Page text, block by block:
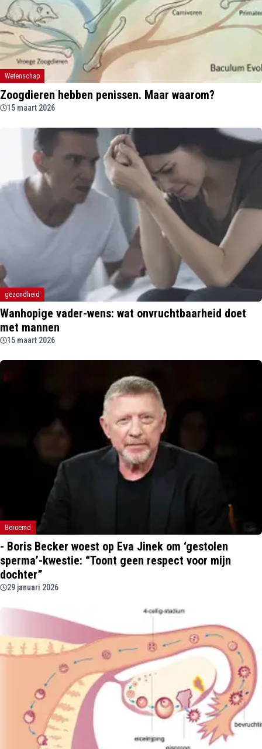
Wetenschap
Zoogdieren hebben penissen. Maar waarom?
15 maart 2026
gezondheid
Wanhopige vader-wens: wat onvruchtbaarheid doet
met mannen
15 maart 2026
Beroemd
- Boris Becker woest op Eva Jinek om ‘gestolen
sperma’-kwestie: “Toont geen respect voor mijn
dochter”
29 januari 2026